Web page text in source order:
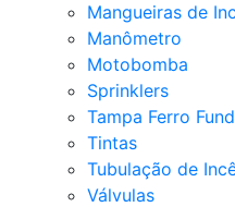
Mangueiras de
Manômetro
Motobomba
Sprinklers
Tampa Ferro
Tintas
Tubulação de
Válvulas